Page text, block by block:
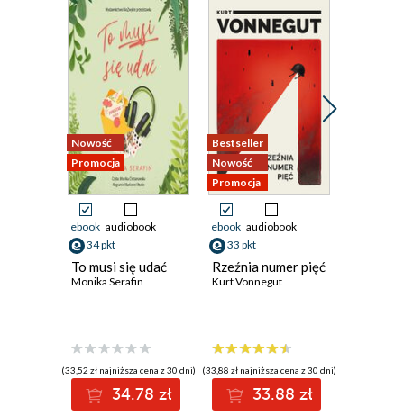
Nowość
Promocja
ebook audiobook
34 pkt
To musi się udać
Monika Serafin
(33,52 zł najniższa cena z 30 dni)
34.78 zł
Bestseller
Nowość
Promocja
ebook audiobook
33 pkt
Rzeźnia numer pięć
Kurt Vonnegut
(33,88 zł najniższa cena z 30 dni)
33.88 zł